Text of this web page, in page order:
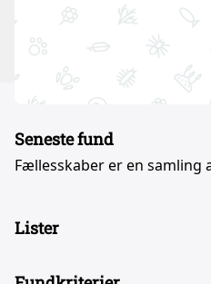
Seneste fund
Fællesskaber er en samling
Lister